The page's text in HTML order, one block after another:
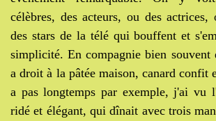
célèbres, des acteurs, ou des actrices,
des stars de la télé qui bouffent et
simplicité. En compagnie bien souvent
a droit à la pâtée maison, canard confit
a pas longtemps par exemple, j'ai vu
ridé et élégant, qui dînait avec trois